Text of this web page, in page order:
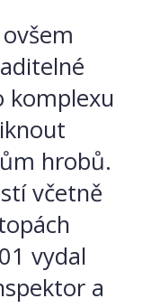
komplexu
hrobů.
včetně
vydal
a